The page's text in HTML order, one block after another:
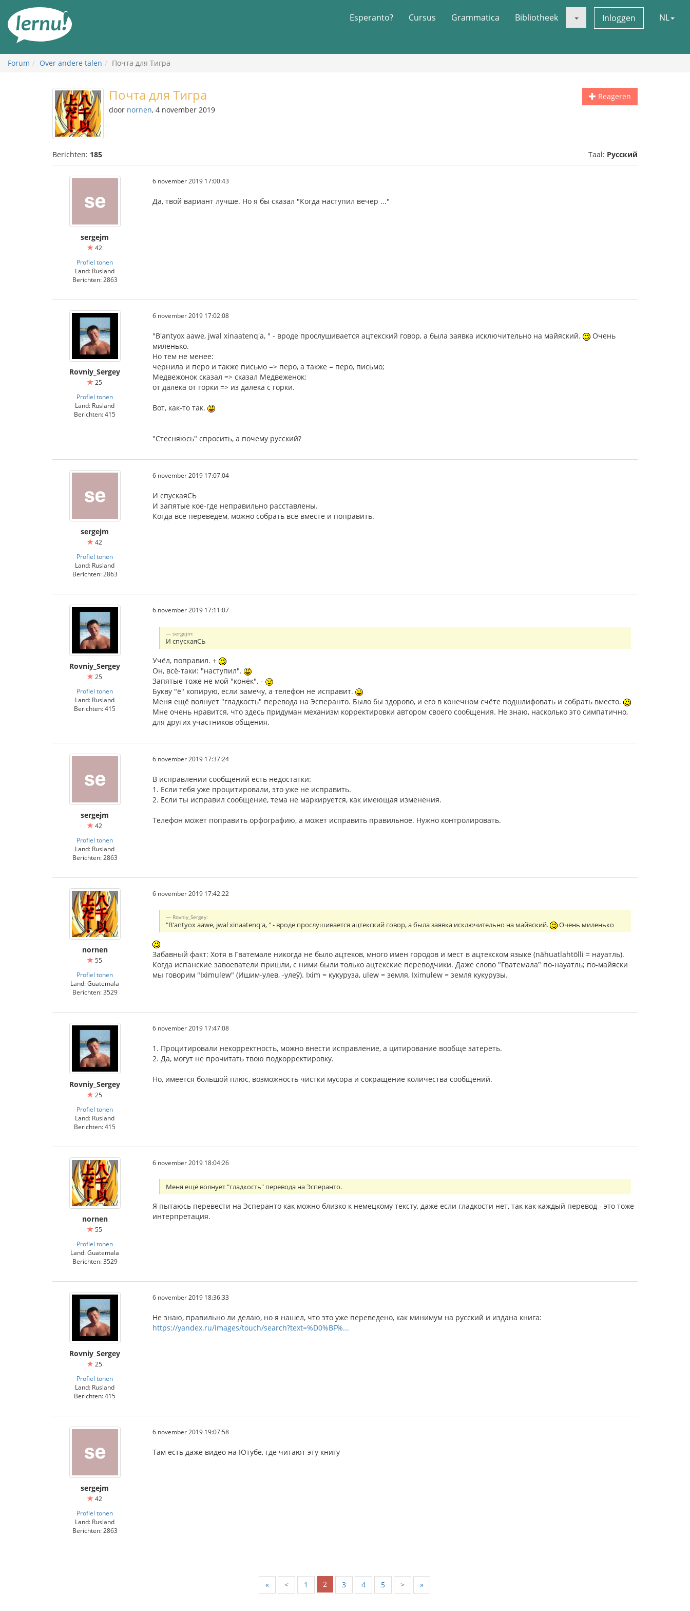
inhoud
Esperanto? Cursus Grammatica Bibliotheek Inloggen NL
Forum Over andere talen Почта для Тигра
Reageren
Почта для Тигра
door nornen, 4 november 2019
Berichten: 185 Taal: Русский
sergejm
42
Profiel tonen
Land: Rusland
Berichten: 2863
6 november 2019 17:00:43
Да, твой вариант лучше. Но я бы сказал "Когда наступил вечер ..."
Rovniy_Sergey
25
Profiel tonen
Land: Rusland
Berichten: 415
6 november 2019 17:02:08
"B'antyox aawe, jwal xinaatenq'a, " - вроде прослушивается ацтекский говор, а была заявка исключительно на майяский.
Очень
миленько.
Но тем не менее:
чернила и перо и также письмо => перо, а также = перо, письмо;
Медвежонок сказал => сказал Медвеженок;
от далека от горки => из далека с горки.
Вот, как-то так.
"Стесняюсь" спросить, а почему русский?
sergejm
42
Profiel tonen
Land: Rusland
Berichten: 2863
6 november 2019 17:07:04
И спускаяСЬ
И запятые кое-где неправильно расставлены.
Когда всё переведём, можно собрать всё вместе и поправить.
Rovniy_Sergey
25
Profiel tonen
Land: Rusland
Berichten: 415
6 november 2019 17:11:07
sergejm:
И спускаяСЬ
Учёл, поправил. +
Он, всё-таки: "наступил".
Запятые тоже не мой "конёк". -
Букву "ё" копирую, если замечу, а телефон не исправит.
Меня ещё волнует "гладкость" перевода на Эсперанто. Было бы здорово, и его в конечном счёте подшлифовать и собрать вместо.
Мне очень нравится, что здесь придуман механизм корректировки автором своего сообщения. Не знаю, насколько это симпатично,
для других участников общения.
sergejm
42
Profiel tonen
Land: Rusland
Berichten: 2863
6 november 2019 17:37:24
В исправлении сообщений есть недостатки:
1. Если тебя уже процитировали, это уже не исправить.
2. Если ты исправил сообщение, тема не маркируется, как имеющая изменения.
Телефон может поправить орфографию, а может исправить правильное. Нужно контролировать.
nornen
55
Profiel tonen
Land: Guatemala
Berichten: 3529
6 november 2019 17:42:22
Rovniy_Sergey:
"B'antyox aawe, jwal xinaatenq'a, " - вроде прослушивается ацтекский говор, а была заявка исключительно на майяский. Очень миленько
Забавный факт: Хотя в Гватемале никогда не было ацтеков, много имен городов и мест в ацтекском языке (nāhuatlahtōlli = науатль).
Когда испанские завоеватели пришли, с ними были только ацтекские переводчики. Даже слово "Гватемала" по-науатль; по-майяски
мы говорим "Iximulew" (Ишим-улев, -улеў). Ixim = кукуруза, ulew = земля, Iximulew = земля кукурузы.
Rovniy_Sergey
25
Profiel tonen
Land: Rusland
Berichten: 415
6 november 2019 17:47:08
1. Процитировали некорректность, можно внести исправление, а цитирование вообще затереть.
2. Да, могут не прочитать твою подкорректировку.
Но, имеется большой плюс, возможность чистки мусора и сокращение количества сообщений.
nornen
55
Profiel tonen
Land: Guatemala
Berichten: 3529
6 november 2019 18:04:26
Меня ещё волнует "гладкость" перевода на Эсперанто.
Я пытаюсь перевести на Эсперанто как можно близко к немецкому тексту, даже если гладкости нет, так как каждый перевод - это тоже
интерпретация.
Rovniy_Sergey
25
Profiel tonen
Land: Rusland
Berichten: 415
6 november 2019 18:36:33
Не знаю, правильно ли делаю, но я нашел, что это уже переведено, как минимум на русский и издана книга:
https://yandex.ru/images/touch/search?text=%D0%BF%...
sergejm
42
Profiel tonen
Land: Rusland
Berichten: 2863
6 november 2019 19:07:58
Там есть даже видео на Ютубе, где читают эту книгу
« < 1 2 3 4 5 > »